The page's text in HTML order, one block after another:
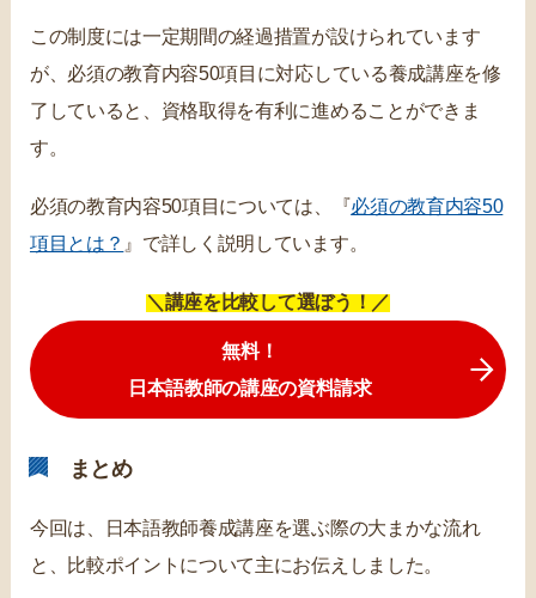
この制度には一定期間の経過措置が設けられています
が、必須の教育内容50項目に対応している養成講座を修
了していると、資格取得を有利に進めることができま
す。
必須の教育内容50項目については、『必須の教育内容50
項目とは？ 』で詳しく説明しています。
＼講座を比較して選ぼう！／
無料！
日本語教師の講座の資料請求
まとめ
今回は、日本語教師養成講座を選ぶ際の大まかな流れ
と、比較ポイントについて主にお伝えしました。